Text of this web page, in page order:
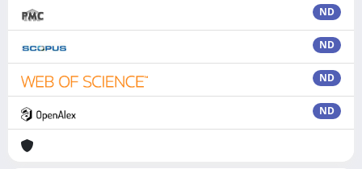
ND
ND
ND
ND